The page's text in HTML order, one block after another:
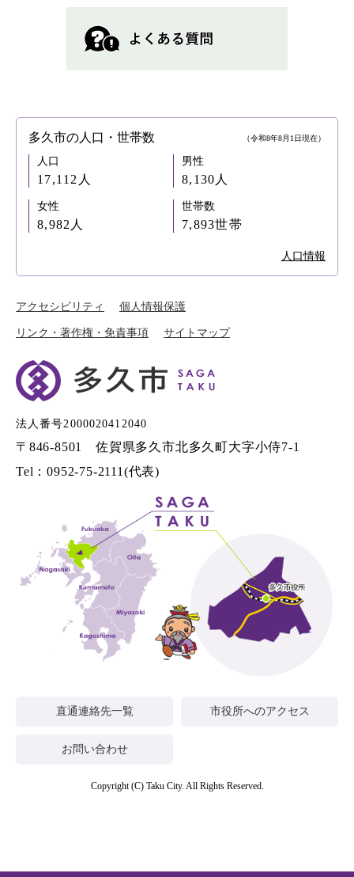
多久市の人口・世帯数 （令和8年8月1日現在）
人口
17,112人
男性
8,130人
女性
8,982人
世帯数
7,893世帯
人口情報
アクセシビリティ 個人情報保護
リンク・著作権・免責事項 サイトマップ
法人番号2000020412040
〒846-8501 佐賀県多久市北多久町大字小侍7-1
Tel：0952-75-2111(代表)
直通連絡先一覧 市役所へのアクセス
お問い合わせ
Copyright (C) Taku City. All Rights Reserved.